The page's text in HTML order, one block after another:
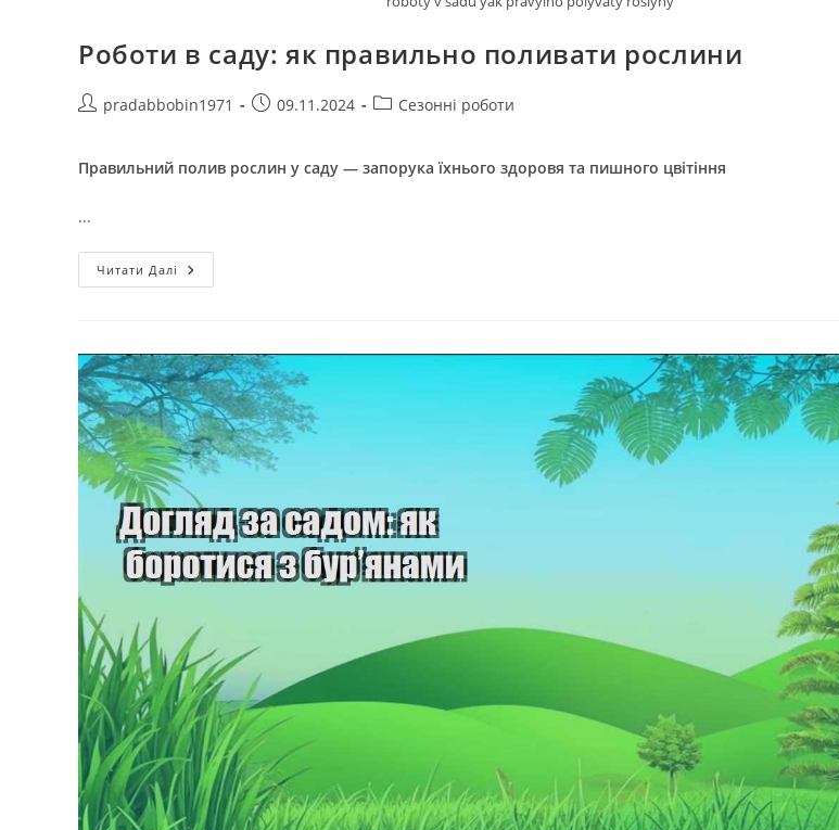
Роботи в саду: як правильно поливати рослини
Авторpradabbobin1971
Запис09.11.2024
Категорія
Сезонні роботи
Правильний полив рослин у саду — запорука їхнього здоровя та пишного цвітіння
...
Читати Далі Роботи
В
Рослини